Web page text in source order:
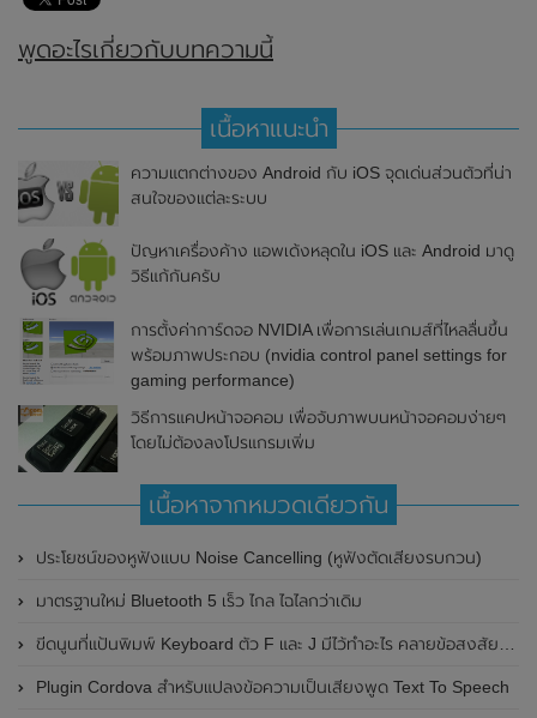
พูดอะไรเกี่ยวกับบทความนี้
เนื้อหาแนะนำ
ความแตกต่างของ Android กับ iOS จุดเด่นส่วนตัวที่น่า
สนใจของแต่ละระบบ
ปัญหาเครื่องค้าง แอพเด้งหลุดใน iOS และ Android มาดู
วิธีแก้กันครับ
การตั้งค่าการ์ดจอ NVIDIA เพื่อการเล่นเกมส์ที่ไหลลื่นขึ้น
พร้อมภาพประกอบ (nvidia control panel settings for
gaming performance)
วิธีการแคปหน้าจอคอม เพื่อจับภาพบนหน้าจอคอมง่ายๆ
โดยไม่ต้องลงโปรแกรมเพิ่ม
เนื้อหาจากหมวดเดียวกัน
ประโยชน์ของหูฟังแบบ Noise Cancelling (หูฟังตัดเสียงรบกวน)
มาตรฐานใหม่ Bluetooth 5 เร็ว ไกล ไฉไลกว่าเดิม
ขีดนูนที่แป้นพิมพ์ Keyboard ตัว F และ J มีไว้ทำอะไร คลายข้อสงสัย ขีดที่ปุ่มบนคีย์บอร์ดคืออะไร
Plugin Cordova สำหรับแปลงข้อความเป็นเสียงพูด Text To Speech